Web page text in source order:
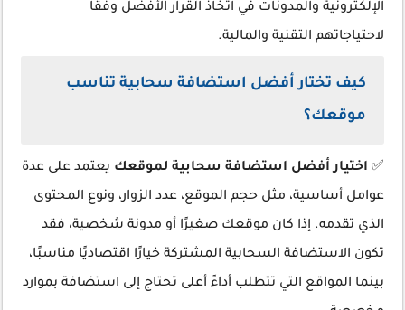
الإلكترونية والمدونات في اتخاذ القرار الأفضل وفقًا
لاحتياجاتهم التقنية والمالية.
كيف تختار أفضل استضافة سحابية تناسب
موقعك؟
✅ اختيار أفضل استضافة سحابية لموقعك يعتمد على عدة
عوامل أساسية، مثل حجم الموقع، عدد الزوار، ونوع المحتوى
الذي تقدمه. إذا كان موقعك صغيرًا أو مدونة شخصية، فقد
تكون الاستضافة السحابية المشتركة خيارًا اقتصاديًا مناسبًا،
بينما المواقع التي تتطلب أداءً أعلى تحتاج إلى استضافة بموارد